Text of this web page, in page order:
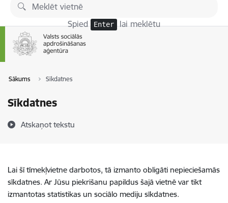
Pāriet uz lapas saturu
Spied Enter lai meklētu
Sākums Sīkdatnes
Sīkdatnes
Atskaņot tekstu
Lai šī tīmekļvietne darbotos, tā izmanto obligāti nepieciešamās
sīkdatnes. Ar Jūsu piekrišanu papildus šajā vietnē var tikt
izmantotas statistikas un sociālo mediju sīkdatnes.